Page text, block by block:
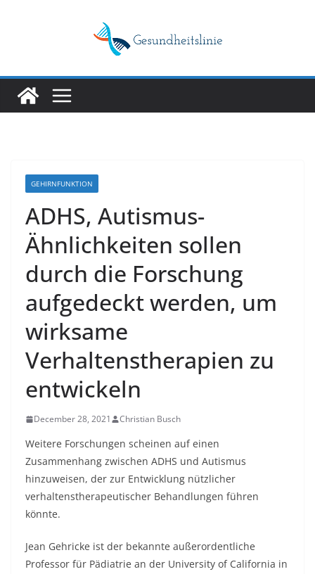
GEHIRNFUNKTION
ADHS, Autismus-
Ähnlichkeiten sollen
durch die Forschung
aufgedeckt werden, um
wirksame
Verhaltenstherapien zu
entwickeln
December 28, 2021 Christian Busch
Weitere Forschungen scheinen auf einen
Zusammenhang zwischen ADHS und Autismus
hinzuweisen, der zur Entwicklung nützlicher
verhaltenstherapeutischer Behandlungen führen
könnte.
Jean Gehricke ist der bekannte außerordentliche
Professor für Pädiatrie an der University of California in